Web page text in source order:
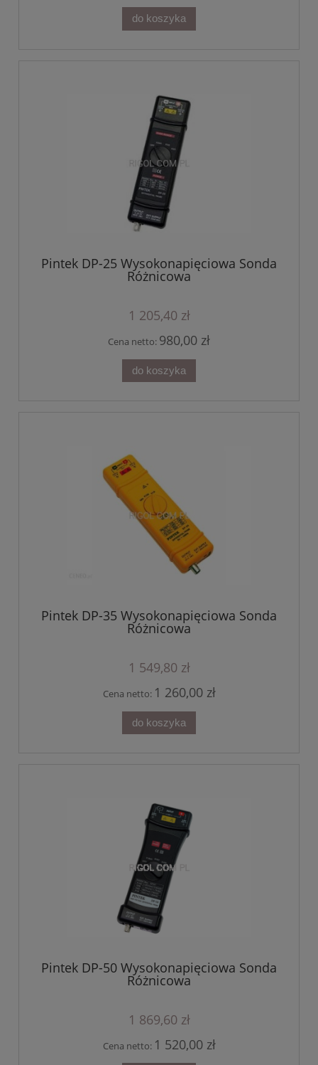
do koszyka
Pintek DP-25 Wysokonapięciowa Sonda
Różnicowa
1 205,40 zł
Cena netto: 980,00 zł
do koszyka
Pintek DP-35 Wysokonapięciowa Sonda
Różnicowa
1 549,80 zł
Cena netto: 1 260,00 zł
do koszyka
Pintek DP-50 Wysokonapięciowa Sonda
Różnicowa
1 869,60 zł
Cena netto: 1 520,00 zł